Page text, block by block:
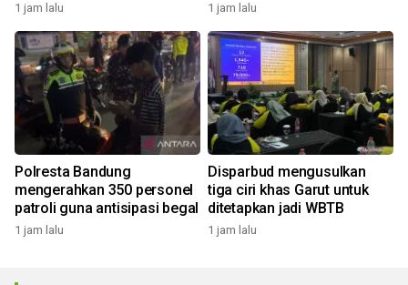
1 jam lalu 1 jam lalu
Polresta Bandung
mengerahkan 350 personel
patroli guna antisipasi begal
1 jam lalu
Disparbud mengusulkan
tiga ciri khas Garut untuk
ditetapkan jadi WBTB
1 jam lalu